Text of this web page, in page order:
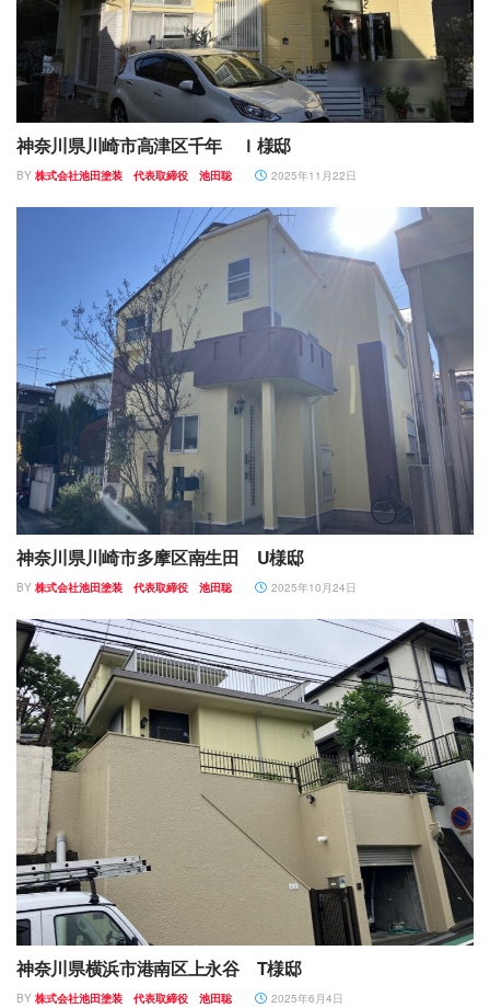
神奈川県川崎市高津区千年 Ｉ様邸
BY 株式会社池田塗装 代表取締役 池田聡 2025年11月22日
神奈川県川崎市多摩区南生田 U様邸
BY 株式会社池田塗装 代表取締役 池田聡 2025年10月24日
神奈川県横浜市港南区上永谷 T様邸
BY 株式会社池田塗装 代表取締役 池田聡 2025年6月4日